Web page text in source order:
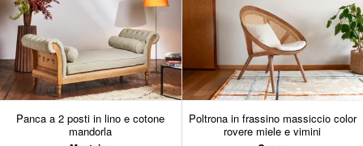
Panca a 2 posti in lino e cotone
mandorla
Poltrona in frassino massiccio color
rovere miele e vimini